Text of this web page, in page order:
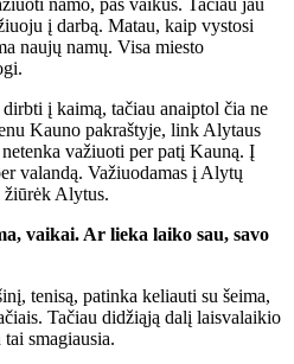
į darbą. Matau, kaip vystosi
naujų namų. Visa miesto
į kaimą, tačiau anaiptol čia ne
Kauno pakraštyje, link Alytaus
važiuoti per patį Kauną. Į
valandą. Važiuodamas į Alytų
žiūrėk Alytus.
vaikai. Ar lieka laiko sau, savo
tenisą, patinka keliauti su šeima,
Tačiau didžiąją dalį laisvalaikio
smagiausia.